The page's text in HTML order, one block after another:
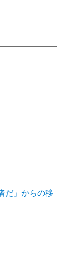
だ」からの移